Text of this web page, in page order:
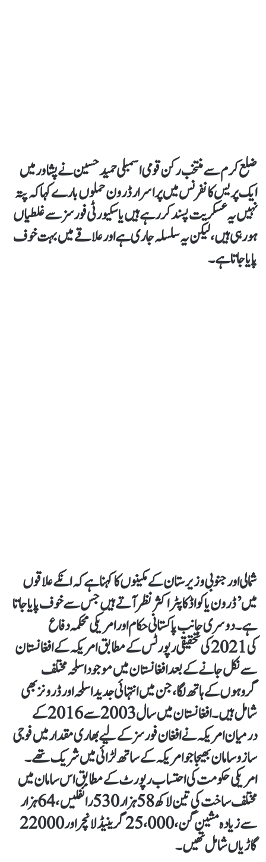
ضلع کرم سے منتخب رکن قومی اسمبلی حمید حسین نے پشاور میں
ایک پریس کانفرنس میں پراسرار ڈرون حملوں بارے کہا کہ پتہ
نہیں یہ عسکریت پسند کر رہے ہیں یا سکیورٹی فورسز سے غلطیاں
ہو رہی ہیں، لیکن یہ سلسلہ جاری ہے اور علاقے میں بہت خوف
پایا جاتا ہے۔
شمالی اور جنوبی وزیرستان کے مکینوں کا کہنا ہے کہ انکے علاقوں
میں ’ڈرون یا کواڈ کاپٹر اکثر نظر آتے ہیں جس سے خوف پایا جاتا
ہے۔ دوسری جانب پاکستانی حکام اور امریکی محکمہ دفاع
کی 2021 کی تحقیقی رپورٹس کے مطابق امریکہ کے افغانستان
سے نکل جانے کے بعد افغانستان میں موجود اسلحہ مختلف
گروہوں کے ہاتھ لگا، جن میں انتہائی جدید اسلحہ اور ڈرونز بھی
شامل ہیں۔ افغانستان میں سال 2003 سے 2016 کے
درمیان امریکہ نے افغان فورسز کے لیے بھاری مقدار میں فوجی
سازوسامان بھیجا جو امریکہ کے ساتھ لڑائی میں شریک تھے۔
امریکی حکومت کی احتساب رپورٹ کے مطابق اس سامان میں
مختلف ساخت کی تین لاکھ 58 ہزار 530 رائفلیں، 64 ہزار
گاڑیاں شامل تھیں۔